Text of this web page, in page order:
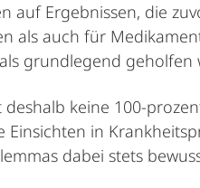
Ergebnissen, die
als auch für
grundlegend geholfen
keine 100-
Einsichten in
dabei stets